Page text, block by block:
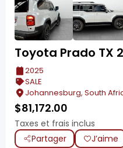
Toyota Prado TX
2025
SALE
Johannesburg, South
$81,172.00
Taxes et frais inclus
Partager
J’aime